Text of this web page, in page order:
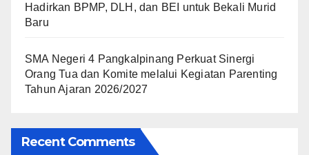
Hadirkan BPMP, DLH, dan BEI untuk Bekali Murid
Baru
SMA Negeri 4 Pangkalpinang Perkuat Sinergi
Orang Tua dan Komite melalui Kegiatan Parenting
Tahun Ajaran 2026/2027
Recent Comments